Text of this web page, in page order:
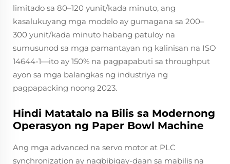
limitado sa 80–120 yunit/kada minuto, ang
kasalukuyang mga modelo ay gumagana sa 200–
300 yunit/kada minuto habang patuloy na
sumusunod sa mga pamantayan ng kalinisan na ISO
14644-1—ito ay 150% na pagpapabuti sa throughput
ayon sa mga balangkas ng industriya ng
pagpapacking noong 2023.
Hindi Matatalo na Bilis sa Modernong
Operasyon ng Paper Bowl Machine
Ang mga advanced na servo motor at PLC
synchronization ay nagbibigay-daan sa mabilis na